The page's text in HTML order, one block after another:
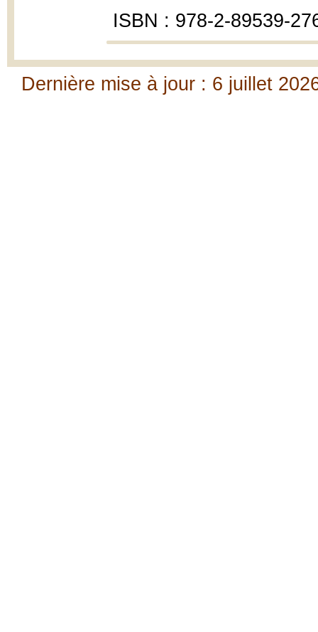
ISBN : 978-2-89539-
Dernière mise à jour : 6 juillet